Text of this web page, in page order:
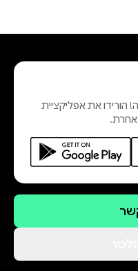
את אפליקציית
אחרת.